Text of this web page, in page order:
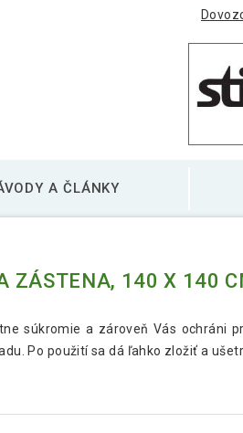
A ČLÁNKY
ZÁSTENA, 140 X 140
súkromie a zároveň Vás
Po použití sa dá ľahko zložiť a